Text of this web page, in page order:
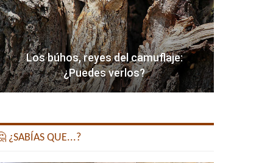
Los búhos, reyes del camuflaje:
¿Puedes verlos?
¿SABÍAS QUE...?